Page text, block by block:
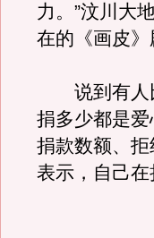
力。”汶川大
在的《画皮》
说到有人比
捐多少都是
捐款数额、拒
表示，自己